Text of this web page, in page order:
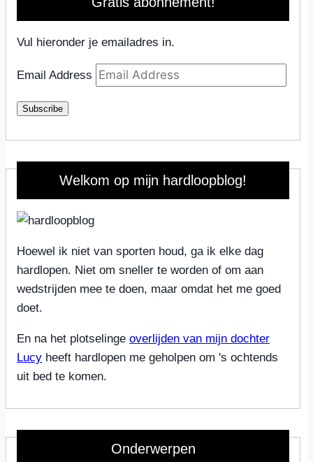
Vul hieronder je emailadres in.
Email Address
Subscribe
Welkom op mijn hardloopblog!
Hoewel ik niet van sporten houd, ga ik elke dag
hardlopen. Niet om sneller te worden of om aan
wedstrijden mee te doen, maar omdat het me goed
doet.
En na het plotselinge overlijden van mijn dochter
Lucy heeft hardlopen me geholpen om 's ochtends
uit bed te komen.
Onderwerpen